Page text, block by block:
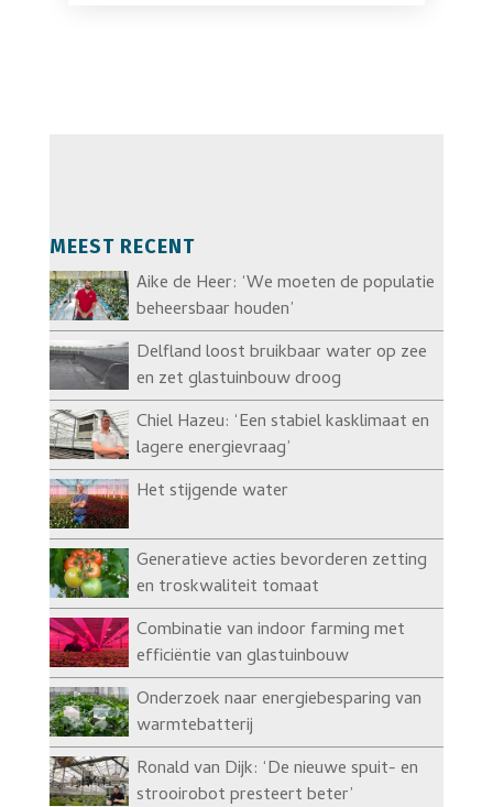
MEEST RECENT
Aike de Heer: ‘We moeten de populatie
beheersbaar houden’
Delfland loost bruikbaar water op zee
en zet glastuinbouw droog
Chiel Hazeu: ‘Een stabiel kasklimaat en
lagere energievraag’
Het stijgende water
Generatieve acties bevorderen zetting
en troskwaliteit tomaat
Combinatie van indoor farming met
efficiëntie van glastuinbouw
Onderzoek naar energiebesparing van
warmtebatterij
Ronald van Dijk: ‘De nieuwe spuit- en
strooirobot presteert beter’